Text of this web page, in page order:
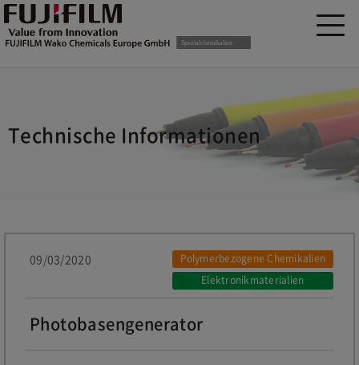
Technische Informationen
09/03/2020
Polymerbezogene Chemikalien
Elektronikmaterialien
Photobasengenerator